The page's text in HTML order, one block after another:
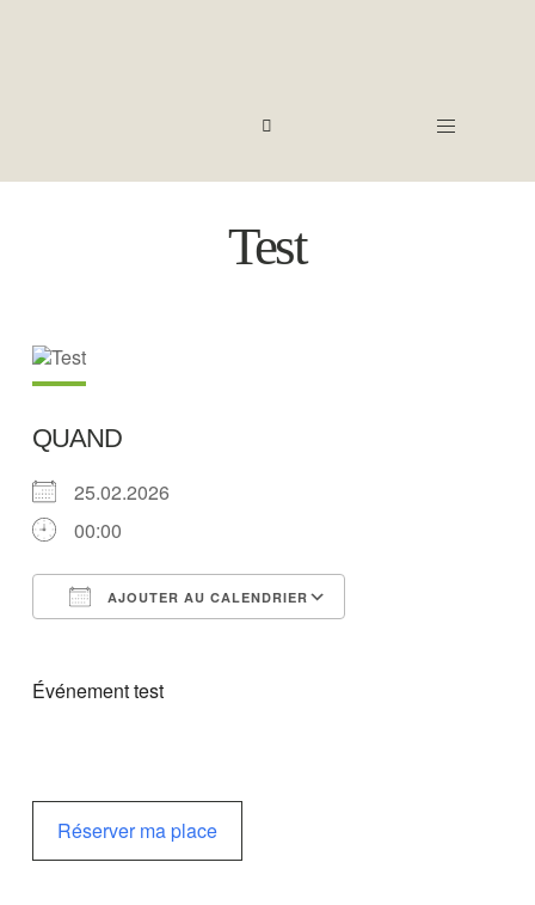
Test
QUAND
25.02.2026
00:00
AJOUTER AU CALENDRIER
Événement test
Réserver ma place